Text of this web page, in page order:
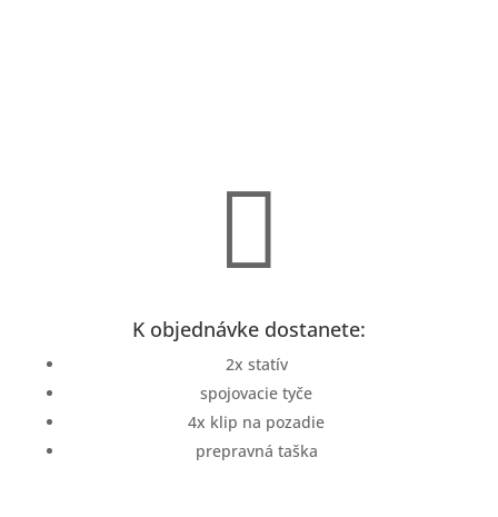

K objednávke dostanete:
2x statív
spojovacie tyče
4x klip na pozadie
prepravná taška